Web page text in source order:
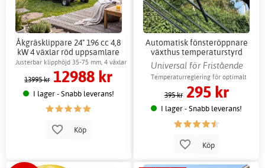
Åkgräsklippare 24" 196 cc 4,8
kW 4 växlar röd uppsamlare
150L
Justerbar klipphöjd 35-75 mm, 4 växlar
13995 kr 12988 kr
I lager - Snabb leverans!
Köp
Automatisk fönsteröppnare
växthus temperaturstyrd
ventilation
Universal för Fristående
växthus
Temperaturreglering för optimalt
växtklimat
395 kr 295 kr
I lager - Snabb leverans!
Köp